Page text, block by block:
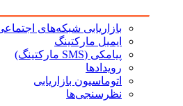
بازاریابی شبکه‌های
ایمیل مارکتینگ
پیامکی (SMS مارکتینگ)
رویدادها
اتوماسیون بازاریابی
نظرسنجی‌ها